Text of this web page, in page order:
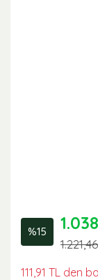
%15
111,91 TL den